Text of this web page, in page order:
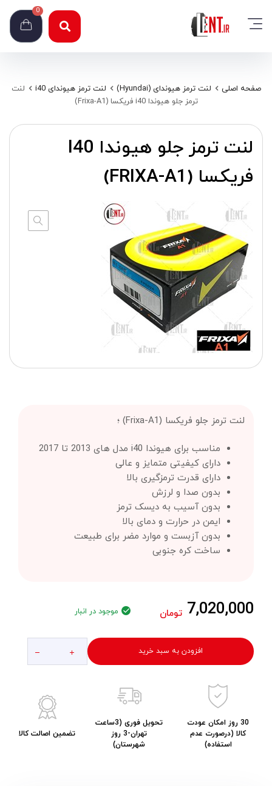
0
صفحه اصلی لنت ترمز هیوندای (Hyundai) لنت ترمز هیوندای i40
لنت
ترمز جلو هیوندا i40 فریکسا (Frixa-A1)
لنت ترمز جلو هیوندا I40
فریکسا (FRIXA-A1)
لنت ترمز جلو فریکسا (Frixa-A1) ؛
مناسب برای هیوندا i40 مدل های 2013 تا 2017
دارای کیفیتی متمایز و عالی
دارای قدرت ترمزگیری بالا
بدون صدا و لرزش
بدون آسیب به دیسک ترمز
ایمن در حرارت و دمای بالا
بدون آزبست و موارد مضر برای طبیعت
ساخت کره جنوبی
7,020,000 تومان موجود در انبار
افزودن به سبد خرید
30 روز امکان عودت
کالا (درصورت عدم
استفاده)
تحویل فوری (3ساعت
تهران-3 روز
شهرستان)
تضمین اصالت کالا